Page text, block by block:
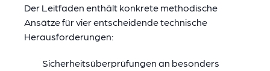
Der Leitfaden enthält konkrete methodische
Ansätze für vier entscheidende technische
Herausforderungen:
Sicherheitsüberprüfungen an besonders